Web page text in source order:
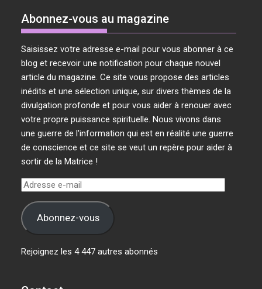
Abonnez-vous au magazine
Saisissez votre adresse e-mail pour vous abonner à ce
blog et recevoir une notification pour chaque nouvel
article du magazine. Ce site vous propose des articles
inédits et une sélection unique, sur divers thèmes de la
divulgation profonde et pour vous aider à renouer avec
votre propre puissance spirituelle. Nous vivons dans
une guerre de l'information qui est en réalité une guerre
de conscience et ce site se veut un repère pour aider à
sortir de la Matrice !
Adresse
mail Abonnez-vous
Rejoignez les 4 447 autres abonnés